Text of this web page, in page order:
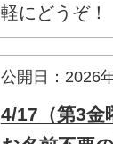
軽にどうぞ！
公開日：2026
4/17（第3金